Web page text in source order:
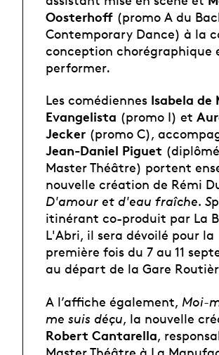
Oosterhoff (promo A du
Contemporary Dance) à la
conception chorégraphique
performer.
Les comédiennes Isabela de
Evangelista (promo I) et
Jecker (promo C),
Jean-Daniel Piguet
Master Théâtre) portent
nouvelle création de Rémi
D'amour et d'eau fraîche. S
itinérant co-produit par La
L'Abri, il sera dévoilé pour la
première fois du 7 au 11
au départ de la Gare
A l’affiche également, Moi-
me suis déçu, la nouvelle
Robert Cantarella,